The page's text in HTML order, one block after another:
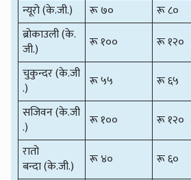
न्यूरो (के.जी.)
रू ७० रू ८०
ब्रोकाउली (के.
जी.)
रू १०० रू १२०
चुकुन्दर (के.जी
.)
रू ५५ रू ६५
सजिवन (के.जी
.)
रू १०० रू १२०
रातो
बन्दा (के.जी.)
रू ४० रू ६०